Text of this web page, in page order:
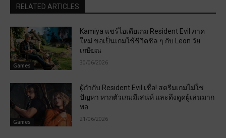
RELATED ARTICLES
Games
Kamiya แชร์ไอเดียเกม Resident Evil ภาค
ใหม่ ขอเป็นเกมใช้ชีวิตชิล ๆ กับ Leon วัย
เกษียณ
30/06/2026
Games
ผู้กำกับ Resident Evil เชื่อ! สตรีมเกมไม่ใช่
ปัญหา หากตัวเกมมีเสน่ห์ และดึงดูดผู้เล่นมาก
พอ
21/06/2026